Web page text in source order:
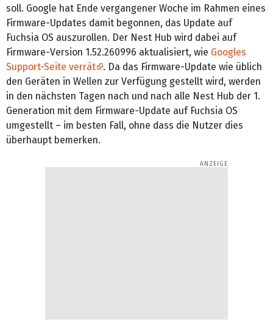
soll. Google hat Ende vergangener Woche im Rahmen eines
Firmware-Updates damit begonnen, das Update auf
Fuchsia OS auszurollen. Der Nest Hub wird dabei auf
Firmware-Version 1.52.260996 aktualisiert, wie Googles
Support-Seite verrät
. Da das Firmware-Update wie üblich
den Geräten in Wellen zur Verfügung gestellt wird, werden
in den nächsten Tagen nach und nach alle Nest Hub der 1.
Generation mit dem Firmware-Update auf Fuchsia OS
umgestellt – im besten Fall, ohne dass die Nutzer dies
überhaupt bemerken.